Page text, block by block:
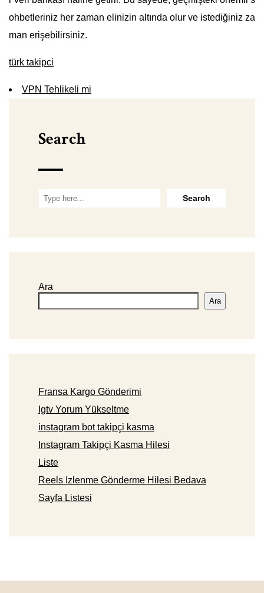
ohbetleriniz her zaman elinizin altında olur ve istediğiniz za
man erişebilirsiniz.
türk takipci
VPN Tehlikeli mi
Search
Ara
Ara
Fransa Kargo Gönderimi
Igtv Yorum Yükseltme
instagram bot takipçi kasma
Instagram Takipçi Kasma Hilesi
Liste
Reels Izlenme Gönderme Hilesi Bedava
Sayfa Listesi